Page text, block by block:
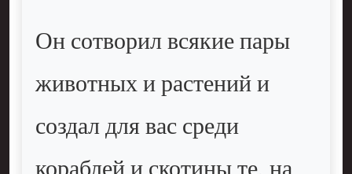
Он сотворил всякие пары
животных и растений и
создал для вас среди